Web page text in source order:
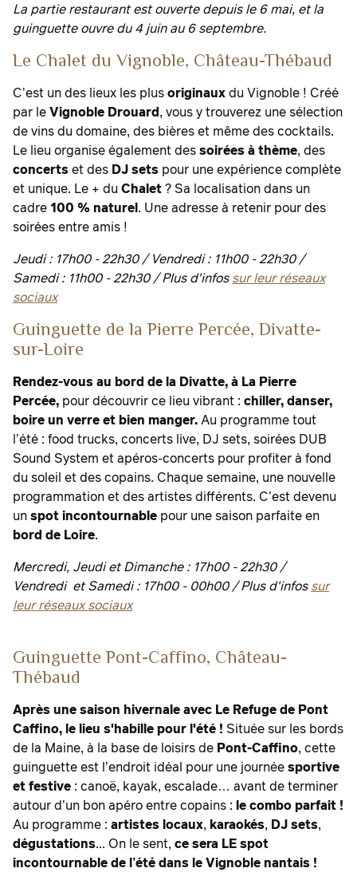
La partie restaurant est ouverte depuis le 6 mai, et la
guinguette ouvre du 4 juin au 6 septembre.
Le Chalet du Vignoble, Château-Thébaud
C’est un des lieux les plusoriginauxdu Vignoble ! Créé
par leVignoble Drouard, vous y trouverez une sélection
de vins du domaine, des bières et même des cocktails.
Le lieu organise également dessoirées à thème, des
concertset des DJ sets pour une expérience complète
et unique. Le + du Chalet? Sa localisation dans un
cadre100 % naturel. Une adresse à retenir pour des
soirées entre amis !
Jeudi : 17h00 - 22h30 / Vendredi : 11h00 - 22h30 /
Samedi : 11h00 - 22h30 /Plus d'infossur leur réseaux
sociaux
Guinguette de la Pierre Percée, Divatte-
sur-Loire
Rendez-vous au bord de la Divatte, à La Pierre
Percée, pour découvrir ce lieu vibrant : chiller, danser,
boire un verre et bien manger.Au programme tout
l’été : food trucks, concerts live, DJ sets, soirées DUB
Sound System et apéros-concerts pour profiter à fond
du soleil et des copains. Chaque semaine, une nouvelle
programmation et des artistes différents. C’est devenu
unspot incontournable pour une saison parfaite en
bord de Loire.
Mercredi, Jeudi et Dimanche : 17h00 - 22h30 /
Vendredi et Samedi : 17h00 - 00h00/Plus d'infossur
leur réseaux sociaux
Guinguette Pont-Caffino, Château-
Thébaud
Après une saison hivernale avec Le Refuge de Pont
Caffino, le lieu s'habille pour l'été ! Située sur les bords
de la Maine, à la base de loisirs de Pont-Caffino, cette
guinguette est l’endroit idéal pour une journéesportive
et festive : canoë, kayak, escalade… avant de terminer
autour d’un bon apéro entre copains : le combo parfait !
Au programme : artistes locaux, karaokés, DJ sets,
dégustations... On le sent, ce sera LE spot
incontournable de l’été dans le Vignoble nantais !